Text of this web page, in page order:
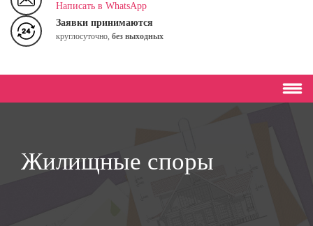
Написать в WhatsApp
Заявки принимаются
круглосуточно, без выходных
Жилищные споры